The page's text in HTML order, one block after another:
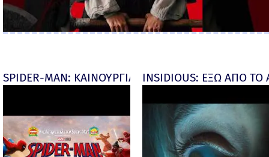
SPIDER-MAN: ΚΑΙΝΟΥΡΓΙΑ ΜΕΡΑ (Spider-Man:
INSIDIOUS: ΕΞΩ ΑΠΟ